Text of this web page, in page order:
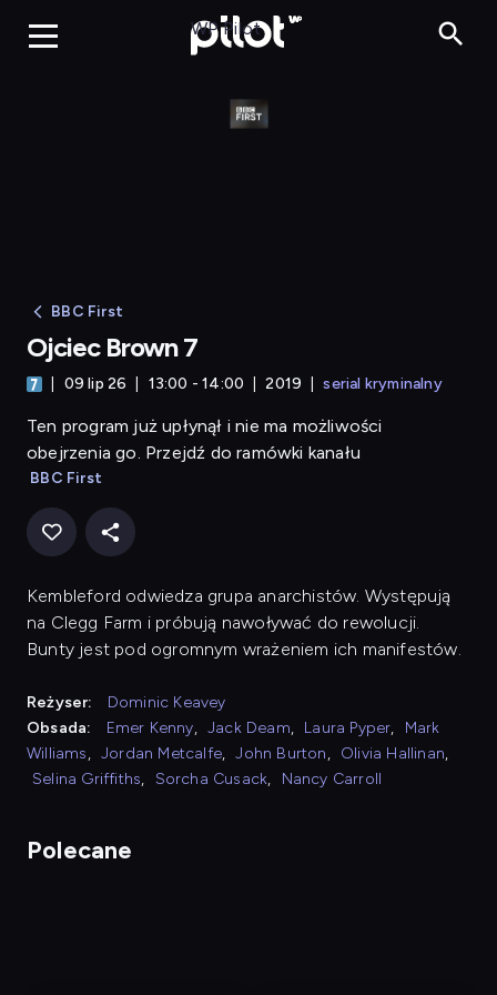
Ojciec Brown 7
WP Pilot
BBC First
Ojciec Brown 7
09 lip 26 13:00 - 14:00 2019 serial kryminalny
Ten program już upłynął i nie ma możliwości
obejrzenia go. Przejdź do ramówki kanału
BBC First
Kembleford odwiedza grupa anarchistów. Występują
na Clegg Farm i próbują nawoływać do rewolucji.
Bunty jest pod ogromnym wrażeniem ich manifestów.
Reżyser:
Dominic Keavey
Obsada:
Emer Kenny, Jack Deam, Laura Pyper,
Mark
Williams, Jordan Metcalfe, John Burton, Olivia Hallinan,
Selina Griffiths, Sorcha Cusack, Nancy Carroll
Polecane